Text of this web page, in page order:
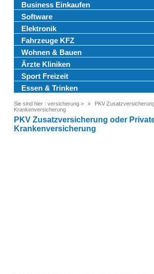
Business Einkaufen
Software
Elektronik
Fahrzeuge KFZ
Wohnen & Bauen
Ärzte Kliniken
Sport Freizeit
Essen & Trinken
Sie sind hier : versicherung >
PKV
Krankenversicherung
PKV Zusatzversicherung oder
Krankenversicherung